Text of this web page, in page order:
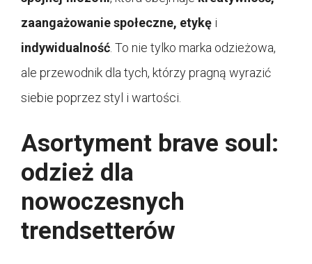
zaangażowanie społeczne, etykę i
indywidualność. To nie tylko marka odzieżowa,
ale przewodnik dla tych, którzy pragną wyrazić
siebie poprzez styl i wartości.
Asortyment brave soul:
odzież dla
nowoczesnych
trendsetterów